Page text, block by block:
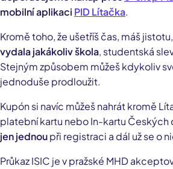
mobilní aplikaci PID Lítačka.
Kromě toho, že ušetříš čas, máš
vydala jakákoliv škola, studentská
Stejným způsobem můžeš kdykoliv
jednoduše prodloužit.
Kupón si navíc můžeš nahrát kromě
platební kartu nebo In-kartu Českých
jen jednoupři registraci a dál už se o
Průkaz ISIC je v pražské MHD